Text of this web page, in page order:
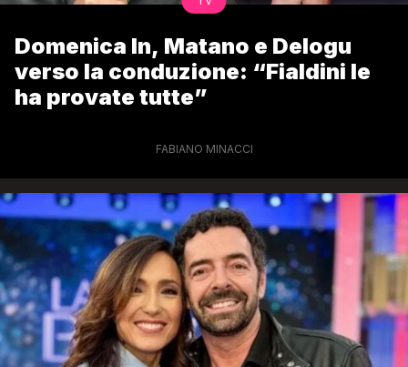
Domenica In, Matano e Delogu
verso la conduzione: “Fialdini le
ha provate tutte”
FABIANO MINACCI